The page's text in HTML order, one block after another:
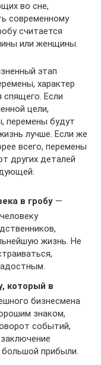
во сне,
современному
считается
или женщины.
этап
характер
Если
цели,
перемены будут
лучше. Если же
всего, перемены
других деталей
в гробу —
жизнь. Не
который в
бизнесмена
знаком,
событий,
большой прибыли.